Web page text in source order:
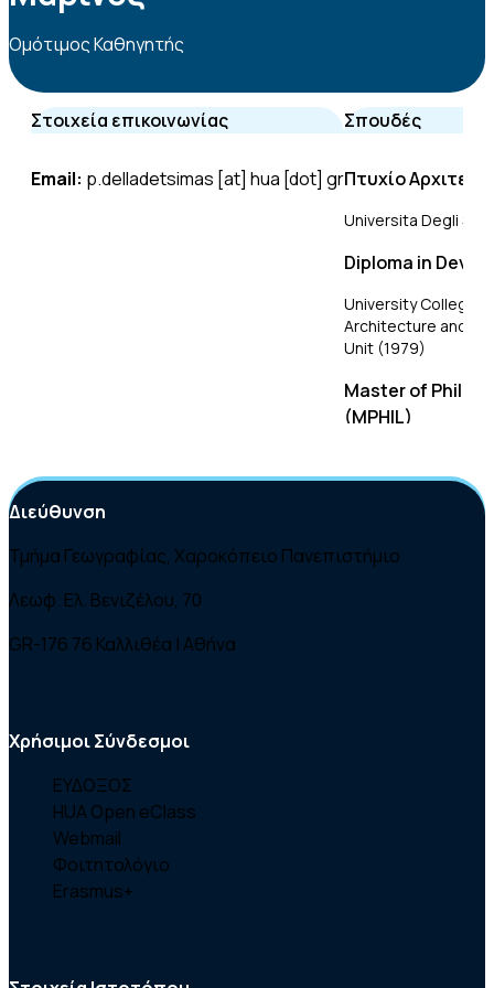
Ομότιμος Καθηγητής
Στοιχεία επικοινωνίας
Email: p.delladetsimas [at] hua [dot] gr
Σπουδές
Πτυχίο
Universita Degli
Diploma in
University College
Architecture and
Unit (1979)
Master of
(MPHIL)
University College
Διδακτορικό,
ΕΜΠ (1991)
Διεύθυνση
Τμήμα Γεωγραφίας, Χαροκόπειο Πανεπιστήμιο
Λεωφ. Ελ. Βενιζέλου, 70
GR-176 76 Καλλιθέα | Αθήνα
Χρήσιμοι Σύνδεσμοι
ΕΥΔΟΞΟΣ
HUA Open eClass
Webmail
Φοιτητολόγιο
Erasmus+